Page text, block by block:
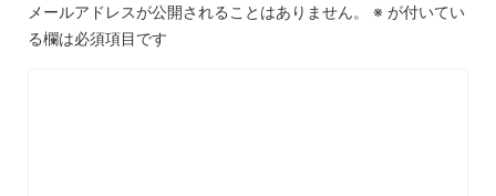
メールアドレスが公開されることはありません。 ※ が付いてい
る欄は必須項目です